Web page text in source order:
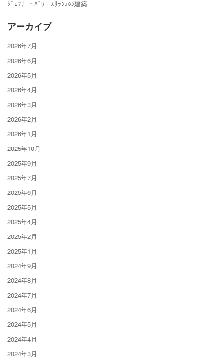
ｼﾞｪﾌﾘｰ・ﾊﾞﾜ ｽﾘﾗﾝｶの建築
アーカイブ
2026年7月
2026年6月
2026年5月
2026年4月
2026年3月
2026年2月
2026年1月
2025年10月
2025年9月
2025年7月
2025年6月
2025年5月
2025年4月
2025年2月
2025年1月
2024年9月
2024年8月
2024年7月
2024年6月
2024年5月
2024年4月
2024年3月